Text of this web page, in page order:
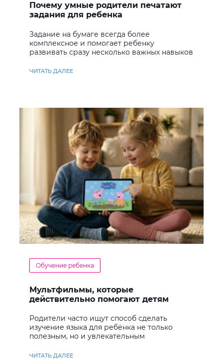
Почему умные родители печатают
задания для ребенка
Задание на бумаге всегда более
комплексное и помогает ребенку
развивать сразу несколько важных навыков
ЧИТАТЬ ДАЛЕЕ
Обучение ребенка
Мультфильмы, которые
действительно помогают детям
Родители часто ищут способ сделать
изучение языка для ребёнка не только
полезным, но и увлекательным
ЧИТАТЬ ДАЛЕЕ